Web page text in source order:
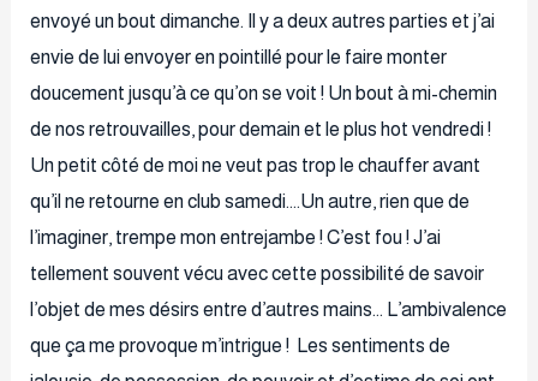
envoyé un bout dimanche. Il y a deux autres parties et j’ai
envie de lui envoyer en pointillé pour le faire monter
doucement jusqu’à ce qu’on se voit ! Un bout à mi-chemin
de nos retrouvailles, pour demain et le plus hot vendredi !
Un petit côté de moi ne veut pas trop le chauffer avant
qu’il ne retourne en club samedi….Un autre, rien que de
l’imaginer, trempe mon entrejambe ! C’est fou ! J’ai
tellement souvent vécu avec cette possibilité de savoir
l’objet de mes désirs entre d’autres mains… L’ambivalence
que ça me provoque m’intrigue ! Les sentiments de